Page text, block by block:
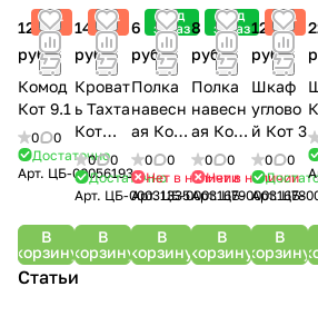
Хит
12 900
руб.
Комод
Кот 9.1
0
0
Достаточно
Арт. ЦБ-00056193
В
корзину
Хит
14 400
руб.
Кроват
ь Тахта
Кот
900,4
0
0
Достаточно
Арт. ЦБ-00031335
В
корзину
Под
заказ
6 300
руб.
Полка
навесн
ая Кот
7 0
0
Нет в наличии
Арт.ЦБ-00031679
В
корзину
Под
заказ
8 150
руб.
Полка
навесн
ая Кот
7,1
0
0
Нет в наличии
Арт.ЦБ-00031678
В
корзину
Хит
12 300
руб.
Шкаф
углово
й Кот 3
0
0
Арт.ЦБ-
В
корзину
Статьи